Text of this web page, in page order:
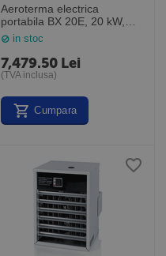
Aeroterma electrica
portabila BX 20E, 20 kW,
Veab Suedia
in stoc
7,479.50 Lei
(TVA inclusa)
Cumpara